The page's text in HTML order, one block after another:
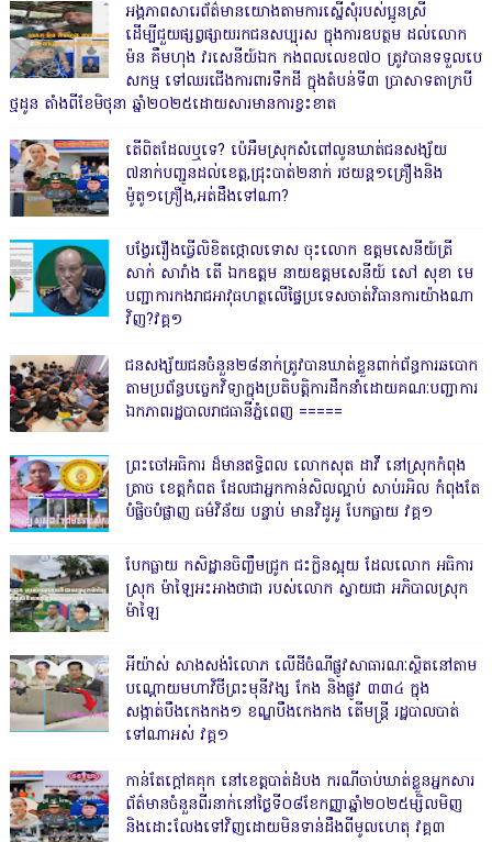
អង្គភាពសារេព័ត៌មានយោងតាមការស្នើសុំរបស់ប្អូនស្រី
ដើម្បីជួយផ្សព្វផ្សាយរកជនសប្បុរស ក្នុងការឧបត្ថម ដល់លោក
ម៉ន គឹមហុង វរសេនីយ៍ឯក កងពលលេខ៧០ ត្រូវបានទទួលបេ
សកម្ម ទៅឈរជើងការពារទឹកដី ក្នុងតំបន់ទី៣ ប្រាសាទតាក្របី
ថ្មដូន តាំងពីខែមិថុនា ឆ្នាំ២០២៥ដោយសារមានការខ្វះខាត
តើពិតដែលឬទេ? ប៉េអឹមស្រុកសំពៅលូនឃាត់ជនសង្ស័យ
៧នាក់បញ្ជូនដល់ខេត្ត,ជ្រុះបាត់២នាក់ រថយន្ត១គ្រឿងនិង
ម៉ូតូ១គ្រឿង,អត់ដឹងទៅណា?
បង្វែររឿងធ្វើលិខិតថ្កោលទោស ចុះលោក ឧត្តមសេនីយ៍ត្រី
សាក់ សារាំង តើ ឯកឧត្តម នាយឧត្តមសេនីយ៍ សៅ សុខា មេ
បញ្ជាការកងរាជអាវុធហត្ថលើផ្ទៃប្រទេសចាត់វិធានការយ៉ាងណា
វិញ?វគ្គ១
ជនសង្ស័យជនចំនួន២៨នាក់ត្រូវបានឃាត់ខ្លួនពាក់ព័ន្ធការឆបោក
តាមប្រព័ន្ធបច្ចេកវិទ្យាក្នុងប្រតិបត្តិការដឹកនាំដោយគណៈបញ្ជាការ
ឯកភាពរដ្ឋបាលរាជធានីភ្នំពេញ ‎=====
ព្រះចៅអធិការ ដ៏មានឥទ្ធិពល លោកសុត ដាវី នៅស្រុកកំពុង
ត្រាច ខេត្តកំពត ដែលជាអ្នកកាន់សិលល្អាប់ សាប់រអិល កំពុងតែ
បំផ្លិចបំផ្លាញ ធម៌វិន័យ បន្ទាប់ មានវិដូអូ បែកធ្លាយ វគ្គ១
បែកធ្លាយ កសិដ្ឋានចិញ្ចឹមជ្រូក ជះក្លិនស្អុយ ដែលលោក អធិការ
ស្រុក ម៉ាឡៃអះអាងថាជា របស់លោក ស្វាយជា អភិបាលស្រុក
ម៉ាឡៃ
អីយ៉ាស់ សាងសង់រំលោភ លើដីចំណីផ្លូវសាធារណៈស្ថិតនៅតាម
បណ្ដោយមហាវិថីព្រះមុនីវង្ស កែង និងផ្លូវ ៣៣៤ ក្នុង
សង្កាត់បឹងកេងកង១ ខណ្ឌបឹងកេងកង តើមន្ត្រី រដ្ឋបាលបាត់
ទៅណាអស់ វគ្គ១
កាន់តែក្តៅគគុក នៅខេត្តបាត់ដំបង ករណីចាប់ឃាត់ខ្លួនអ្នកសារ
ព័ត៌មានចំនួនពីរនាក់នៅថ្ងៃទី០៨ខែកញ្ញាឆ្នាំ២០២៥ម្សិលមិញ
និងដោះលែងទៅវិញដោយមិនទាន់ដឹងពីមូលហេតុ វគ្គ៣